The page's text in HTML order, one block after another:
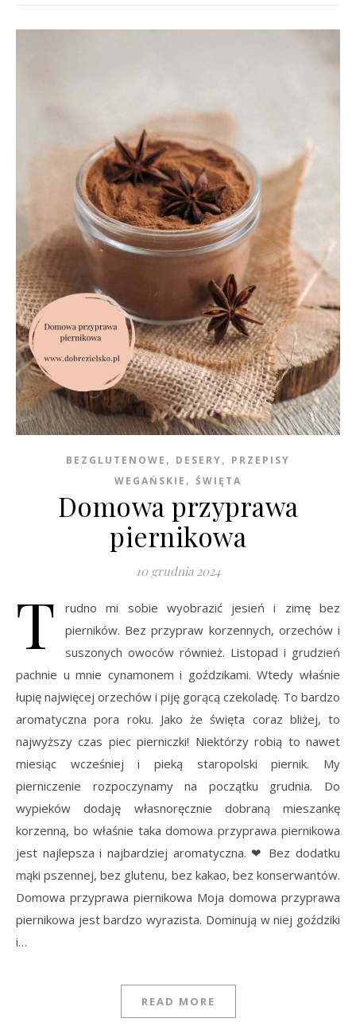
BEZGLUTENOWE , DESERY, PRZEPISY
WEGAŃSKIE , ŚWIĘTA
Domowa przyprawa
piernikowa
10 grudnia 2024
T
rudno mi sobie wyobrazić jesień i zimę bez
pierników. Bez przypraw korzennych, orzechów i
suszonych owoców również. Listopad i grudzień
pachnie u mnie cynamonem i goździkami. Wtedy właśnie
łupię najwięcej orzechów i piję gorącą czekoladę. To bardzo
aromatyczna pora roku. Jako że święta coraz bliżej, to
najwyższy czas piec pierniczki! Niektórzy robią to nawet
miesiąc wcześniej i pieką staropolski piernik. My
pierniczenie rozpoczynamy na początku grudnia. Do
wypieków dodaję własnoręcznie dobraną mieszankę
korzenną, bo właśnie taka domowa przyprawa piernikowa
jest najlepsza i najbardziej aromatyczna. ❤ Bez dodatku
mąki pszennej, bez glutenu, bez kakao, bez konserwantów.
Domowa przyprawa piernikowa Moja domowa przyprawa
piernikowa jest bardzo wyrazista. Dominują w niej goździki
i…
READ MORE